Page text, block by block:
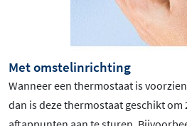
Met omstelinrichting
Wanneer een thermostaat is
dan is deze thermostaat geschikt om